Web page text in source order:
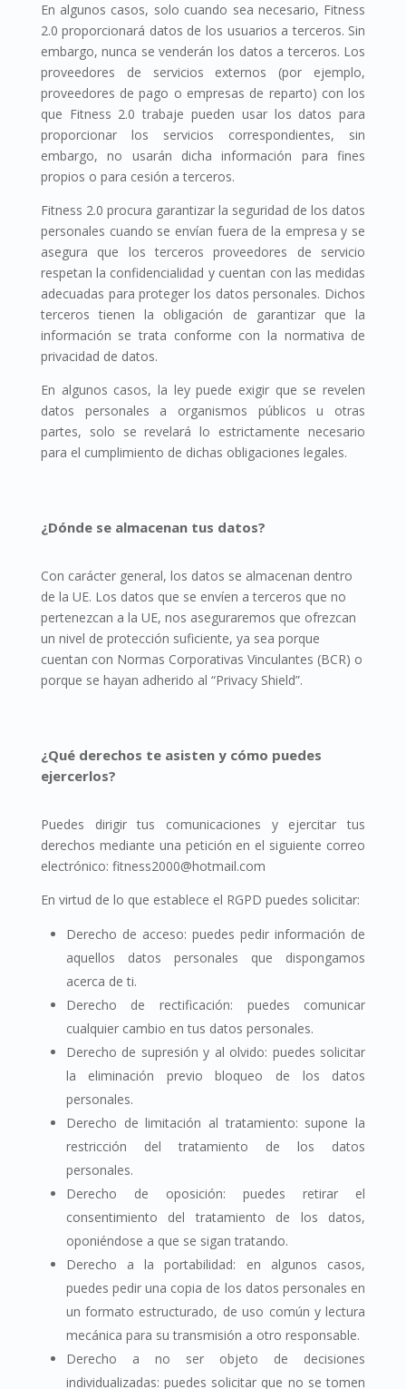
En algunos casos, solo cuando sea necesario, Fitness
2.0 proporcionará datos de los usuarios a terceros. Sin
embargo, nunca se venderán los datos a terceros. Los
proveedores de servicios externos (por ejemplo,
proveedores de pago o empresas de reparto) con los
que Fitness 2.0 trabaje pueden usar los datos para
proporcionar los servicios correspondientes, sin
embargo, no usarán dicha información para fines
propios o para cesión a terceros.
Fitness 2.0 procura garantizar la seguridad de los datos
personales cuando se envían fuera de la empresa y se
asegura que los terceros proveedores de servicio
respetan la confidencialidad y cuentan con las medidas
adecuadas para proteger los datos personales. Dichos
terceros tienen la obligación de garantizar que la
información se trata conforme con la normativa de
privacidad de datos.
En algunos casos, la ley puede exigir que se revelen
datos personales a organismos públicos u otras
partes, solo se revelará lo estrictamente necesario
para el cumplimiento de dichas obligaciones legales.
¿Dónde se almacenan tus datos?
Con carácter general, los datos se almacenan dentro
de la UE. Los datos que se envíen a terceros que no
pertenezcan a la UE, nos aseguraremos que ofrezcan
un nivel de protección suficiente, ya sea porque
cuentan con Normas Corporativas Vinculantes (BCR) o
porque se hayan adherido al “Privacy Shield”.
¿Qué derechos te asisten y cómo puedes
ejercerlos?
Puedes dirigir tus comunicaciones y ejercitar tus
derechos mediante una petición en el siguiente correo
electrónico: fitness2000@hotmail.com
En virtud de lo que establece el RGPD puedes solicitar:
Derecho de acceso: puedes pedir información de
aquellos datos personales que dispongamos
acerca de ti.
Derecho de rectificación: puedes comunicar
cualquier cambio en tus datos personales.
Derecho de supresión y al olvido: puedes solicitar
la eliminación previo bloqueo de los datos
personales.
Derecho de limitación al tratamiento: supone la
restricción del tratamiento de los datos
personales.
Derecho de oposición: puedes retirar el
consentimiento del tratamiento de los datos,
oponiéndose a que se sigan tratando.
Derecho a la portabilidad: en algunos casos,
puedes pedir una copia de los datos personales en
un formato estructurado, de uso común y lectura
mecánica para su transmisión a otro responsable.
Derecho a no ser objeto de decisiones
individualizadas: puedes solicitar que no se tomen